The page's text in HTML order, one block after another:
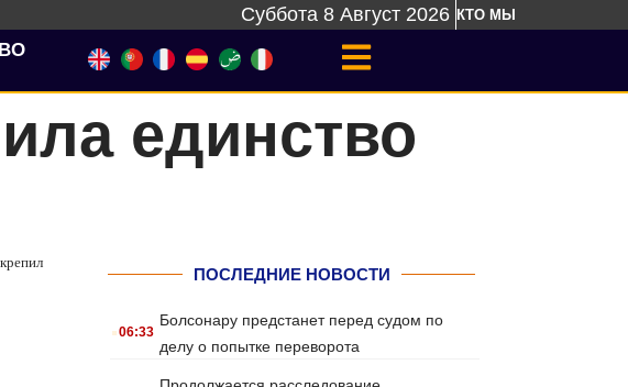
Суббота 8 Август 2026 КТО МЫ
единство
ПОСЛЕДНИЕ НОВОСТИ
.06:33
Болсонару предстанет перед судом по
делу о попытке переворота